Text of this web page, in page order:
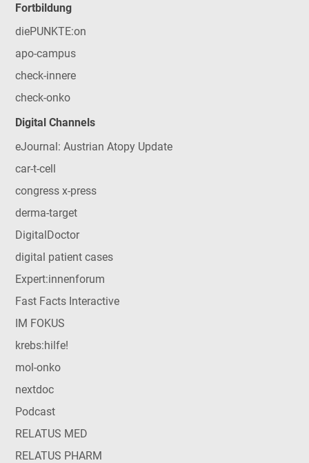
Fortbildung
diePUNKTE:on
apo-campus
check-innere
check-onko
Digital Channels
eJournal: Austrian Atopy Update
car-t-cell
congress x-press
derma-target
DigitalDoctor
digital patient cases
Expert:innenforum
Fast Facts Interactive
IM FOKUS
krebs:hilfe!
mol-onko
nextdoc
Podcast
RELATUS MED
RELATUS PHARM